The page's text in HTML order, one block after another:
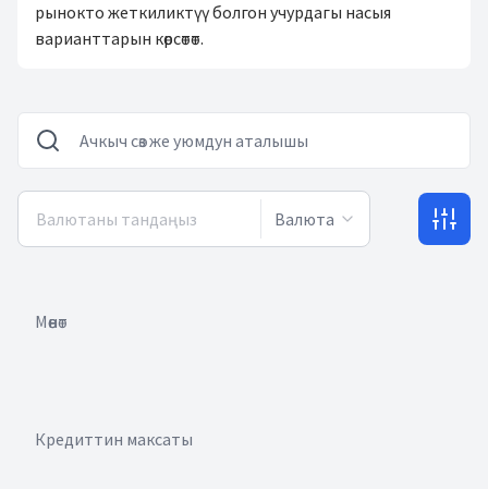
рынокто жеткиликтүү болгон учурдагы насыя
варианттарын көрсөтөт.
Валюта
Мөөнөт
Кредиттин максаты